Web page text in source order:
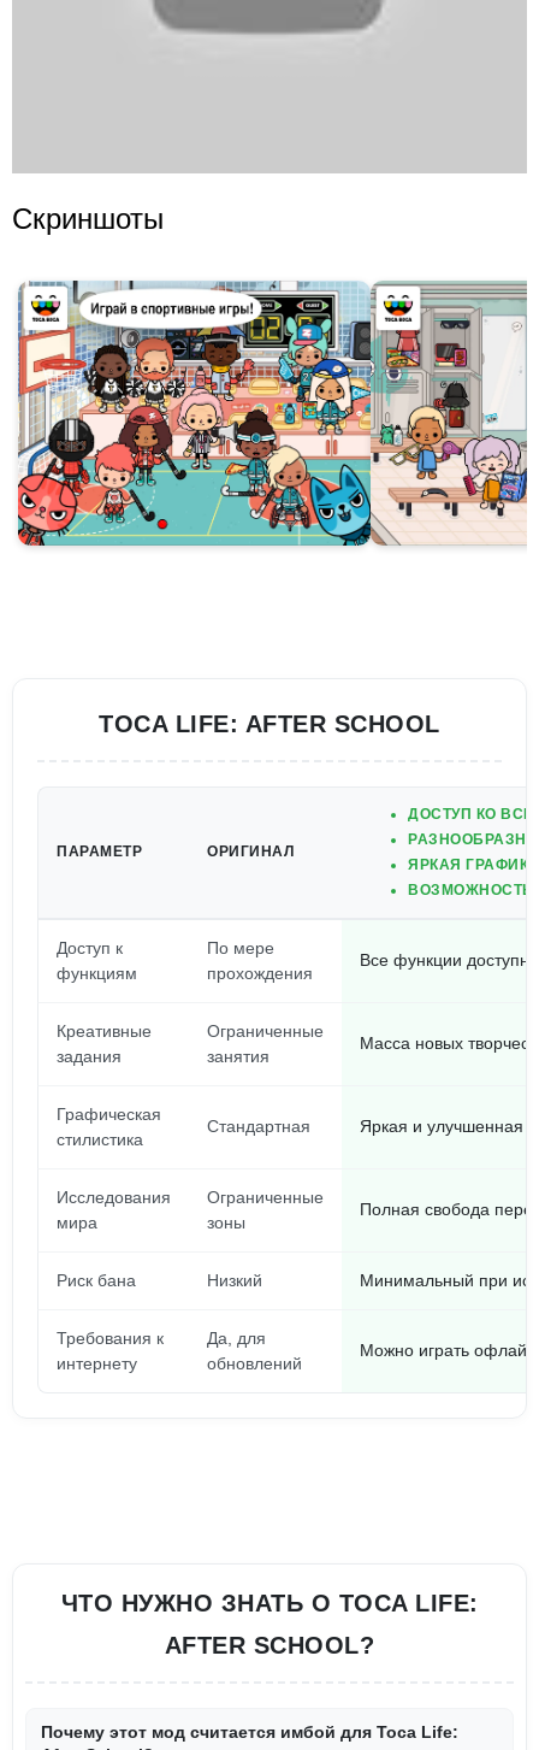
Скриншоты
TOCA LIFE: AFTER SCHOOL
ПАРАМЕТР ОРИГИНАЛ
ДОСТУП КО
ЯРКАЯ
ВОЗМОЖНОСТЬ
Доступ к
функциям
По мере
прохождения
Все функции
Креативные
задания
Ограниченные
занятия
Масса новых
Графическая
стилистика
Стандартная Яркая и улучшенная
Исследования
мира
Ограниченные
зоны
Полная свобода
Риск бана Низкий Минимальный при
Требования к
интернету
Да, для
обновлений
Можно играть офлайн
ЧТО НУЖНО ЗНАТЬ О TOCA LIFE:
AFTER SCHOOL?
Почему этот мод считается имбой для Toca Life: